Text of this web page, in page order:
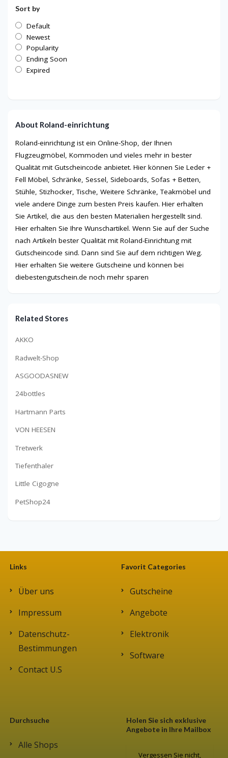
Sort by
Default
Newest
Popularity
Ending Soon
Expired
About Roland-einrichtung
Roland-einrichtung ist ein Online-Shop, der Ihnen
Flugzeugmöbel, Kommoden und vieles mehr in bester
Qualität mit Gutscheincode anbietet. Hier können Sie Leder +
Fell Möbel, Schränke, Sessel, Sideboards, Sofas + Betten,
Stühle, Stizhocker, Tische, Weitere Schränke, Teakmöbel und
viele andere Dinge zum besten Preis kaufen. Hier erhalten
Sie Artikel, die aus den besten Materialien hergestellt sind.
Hier erhalten Sie Ihre Wunschartikel. Wenn Sie auf der Suche
nach Artikeln bester Qualität mit Roland-Einrichtung mit
Gutscheincode sind. Dann sind Sie auf dem richtigen Weg.
Hier erhalten Sie weitere Gutscheine und können bei
diebestengutschein.de noch mehr sparen
Related Stores
AKKO
Radwelt-Shop
ASGOODASNEW
24bottles
Hartmann Parts
VON HEESEN
Tretwerk
Tiefenthaler
Little Cigogne
PetShop24
Links
Über uns
Impressum
Datenschutz-
Bestimmungen
Contact U.S
Favorit Categories
Gutscheine
Angebote
Elektronik
Software
Durchsuche
Alle Shops
Holen Sie sich exklusive
Angebote in Ihre Mailbox
Vergessen Sie nicht,